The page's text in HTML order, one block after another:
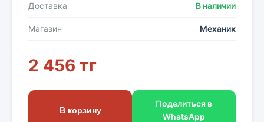
Доставка В наличии
Магазин Механик
2 456 тг
В корзину
Поделиться в
WhatsApp